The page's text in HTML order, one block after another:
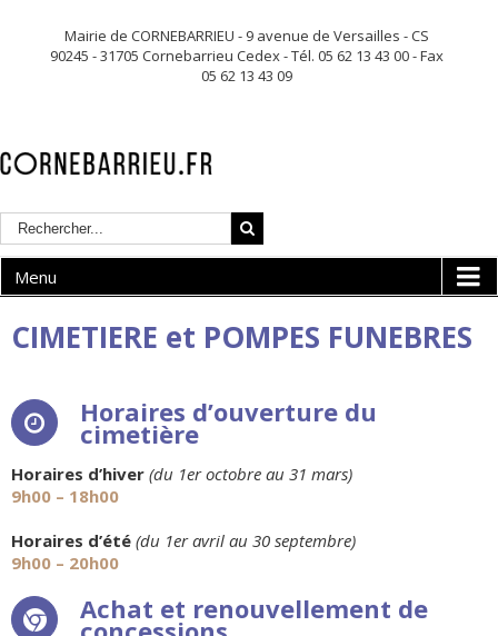
Mairie de CORNEBARRIEU - 9 avenue de Versailles - CS
90245 - 31705 Cornebarrieu Cedex - Tél. 05 62 13 43 00 - Fax
05 62 13 43 09
Menu
CIMETIERE et POMPES FUNEBRES
Horaires d’ouverture du
cimetière
Horaires d’hiver (du 1er octobre au 31 mars)
9h00 – 18h00
Horaires d’été (du 1er avril au 30 septembre)
9h00 – 20h00
Achat et renouvellement de